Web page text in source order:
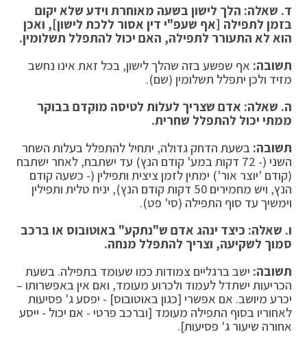
ד. שאלה: הלך לישון בשעה מאוחרת וידע שלא יקום
בזמן לתפילה [אף שעפ"י דין אסור ללכת לישון], ואכן
הוא לא התעורר לתפילה, האם יכול להתפלל תשלומין.
תשובה: אף שפשע בזה שהלך לישון, בכל זאת אינו נחשב
מזיד ולכן יתפלל תשלומין (שם).
ה. שאלה: אדם שצריך לעלות לטיסה מוקדם בבוקר
ממתי יכול להתפלל שחרית.
תשובה: בשעת הדחק גדולה, יתחיל להתפלל בעלות השחר
השני (- 72 דקות במע' קודם הנץ) עד ישתבח, לאחר ישתבח
(קודם 'יוצר אור') ימתין לזמן ציצית ותפילין (- כשעה קודם
הנץ, ויש מחמירים 50 דקות קודם הנץ), יניח טלית ותפילין
וימשיך עד סוף התפילה (סי' פט).
ו. שאלה: כיצד ינהג אדם ש"נתקע" באוטובוס או ברכב
סמוך לשקיעה, וצריך להתפלל מנחה.
תשובה: ישב ברגליים צמודות כמו שעומד בתפילה. בשעת
הכריעות ישתדל לעמוד ולכרוע מעומד, ואם אין באפשרותו –
יכרע מיושב. אם אפשרי [כגון באוטובוס] - יפסע ג' פסיעות
לאחוריו בסוף התפילה מעומד [וברכב פרטי - אם יכול - ייסע
אחורה שיעור ג' פסיעות].